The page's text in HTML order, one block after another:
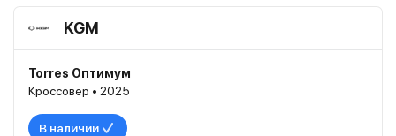
KGM
Torres Оптимум
Кроссовер • 2025
В наличии